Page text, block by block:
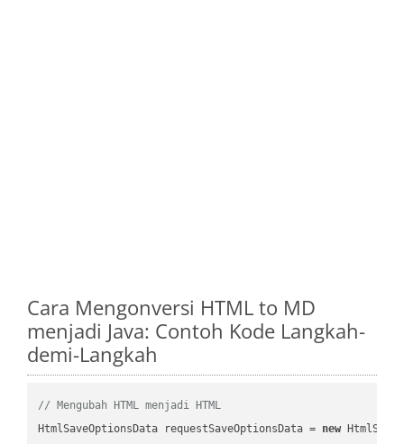
Cara Mengonversi HTML to MD
menjadi Java: Contoh Kode Langkah-
demi-Langkah
// Mengubah HTML menjadi HTML
HtmlSaveOptionsData requestSaveOptionsData = new